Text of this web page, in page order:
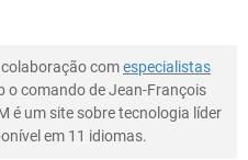
comespecialistas
o comando de Jean-François
é um site sobre tecnologia líder
em 11 idiomas.